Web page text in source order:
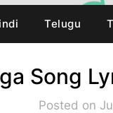
Telugu
Song
Posted on